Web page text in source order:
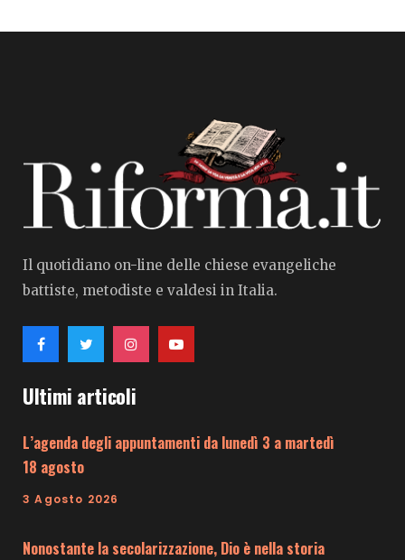
Il quotidiano on-line delle chiese evangeliche
battiste, metodiste e valdesi in Italia.
Ultimi articoli
L’agenda degli appuntamenti da lunedì 3 a martedì
18 agosto
3 Agosto 2026
Nonostante la secolarizzazione, Dio è nella storia